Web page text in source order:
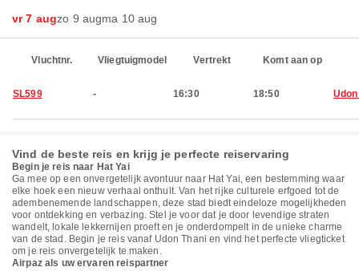
vr 7 augzo 9 augma 10 aug
Vluchtnr. Vliegtuigmodel Vertrekt Komt aan op
SL599 - 16:30 18:50
Vind de beste reis en krijg je perfecte reiservaring
Begin je reis naar Hat Yai
Ga mee op een onvergetelijk avontuur naar Hat Yai, een bestemming waar
elke hoek een nieuw verhaal onthult. Van het rijke culturele erfgoed tot de
adembenemende landschappen, deze stad biedt eindeloze mogelijkheden
voor ontdekking en verbazing. Stel je voor dat je door levendige straten
wandelt, lokale lekkernijen proeft en je onderdompelt in de unieke charme
van de stad. Begin je reis vanaf Udon Thani en vind het perfecte vliegticket
om je reis onvergetelijk te maken.
Airpaz als uw ervaren reispartner